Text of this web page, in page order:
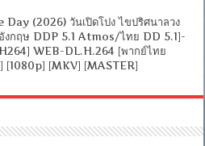
(2026) วันเปิดโปง ไขปริศนาลวง
งกฤษ DDP 5.1 Atmos/ไทย DD 5.1]-
WEB-DL.H.264 [พากย์ไทย
[1080p] [MKV] [MASTER]